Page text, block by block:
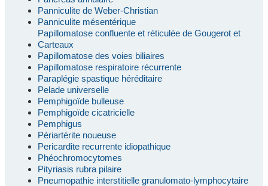
Panniculite de Weber-Christian
Panniculite mésentérique
Papillomatose confluente et réticulée de Gougerot et
Carteaux
Papillomatose des voies biliaires
Papillomatose respiratoire récurrente
Paraplégie spastique héréditaire
Pelade universelle
Pemphigoïde bulleuse
Pemphigoïde cicatricielle
Pemphigus
Périartérite noueuse
Pericardite recurrente idiopathique
Phéochromocytomes
Pityriasis rubra pilaire
Pneumopathie interstitielle granulomato-lymphocytaire